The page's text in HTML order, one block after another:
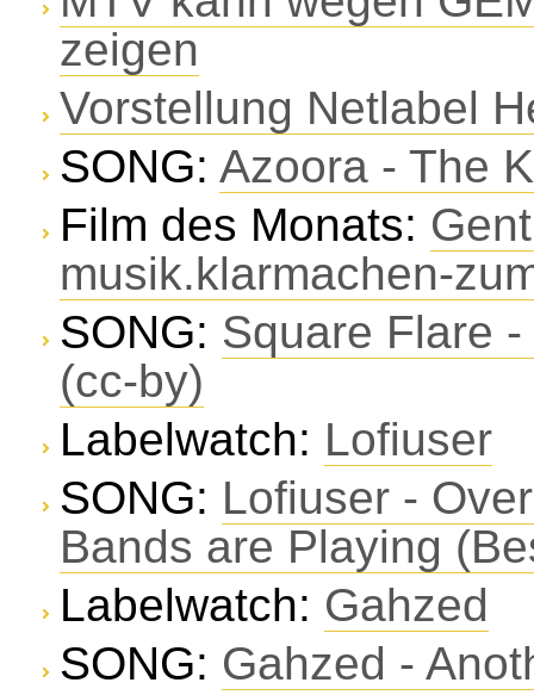
zeigen
Vorstellung Netlabel
SONG: Azoora - The
Film des Monats:
musik.klarmachen-
SONG: Square Flare
(cc-by)
Labelwatch: Lofiuser
SONG: Lofiuser -
Bands are Playing
Labelwatch: Gahzed
SONG: Gahzed -